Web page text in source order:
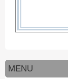
MENU